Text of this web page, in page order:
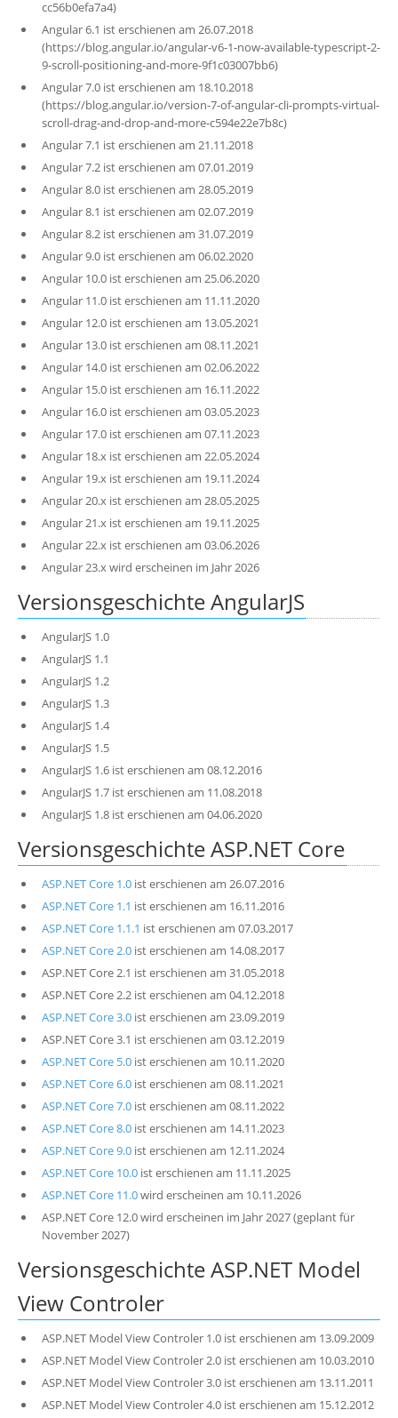
cc56b0efa7a4)
Angular 6.1 ist erschienen am 26.07.2018
(https://blog.angular.io/angular-v6-1-now-available-typescript-2-
9-scroll-positioning-and-more-9f1c03007bb6)
Angular 7.0 ist erschienen am 18.10.2018
(https://blog.angular.io/version-7-of-angular-cli-prompts-virtual-
scroll-drag-and-drop-and-more-c594e22e7b8c)
Angular 7.1 ist erschienen am 21.11.2018
Angular 7.2 ist erschienen am 07.01.2019
Angular 8.0 ist erschienen am 28.05.2019
Angular 8.1 ist erschienen am 02.07.2019
Angular 8.2 ist erschienen am 31.07.2019
Angular 9.0 ist erschienen am 06.02.2020
Angular 10.0 ist erschienen am 25.06.2020
Angular 11.0 ist erschienen am 11.11.2020
Angular 12.0 ist erschienen am 13.05.2021
Angular 13.0 ist erschienen am 08.11.2021
Angular 14.0 ist erschienen am 02.06.2022
Angular 15.0 ist erschienen am 16.11.2022
Angular 16.0 ist erschienen am 03.05.2023
Angular 17.0 ist erschienen am 07.11.2023
Angular 18.x ist erschienen am 22.05.2024
Angular 19.x ist erschienen am 19.11.2024
Angular 20.x ist erschienen am 28.05.2025
Angular 21.x ist erschienen am 19.11.2025
Angular 22.x ist erschienen am 03.06.2026
Angular 23.x wird erscheinen im Jahr 2026
Versionsgeschichte AngularJS
AngularJS 1.0
AngularJS 1.1
AngularJS 1.2
AngularJS 1.3
AngularJS 1.4
AngularJS 1.5
AngularJS 1.6 ist erschienen am 08.12.2016
AngularJS 1.7 ist erschienen am 11.08.2018
AngularJS 1.8 ist erschienen am 04.06.2020
Versionsgeschichte ASP.NET Core
ASP.NET Core 1.0ist erschienen am 26.07.2016
ASP.NET Core 1.1 ist erschienen am 16.11.2016
ASP.NET Core 1.1.1 ist erschienen am 07.03.2017
ASP.NET Core 2.0ist erschienen am 14.08.2017
ASP.NET Core 2.1 ist erschienen am 31.05.2018
ASP.NET Core 2.2 ist erschienen am 04.12.2018
ASP.NET Core 3.0ist erschienen am 23.09.2019
ASP.NET Core 3.1 ist erschienen am 03.12.2019
ASP.NET Core 5.0ist erschienen am 10.11.2020
ASP.NET Core 6.0ist erschienen am 08.11.2021
ASP.NET Core 7.0ist erschienen am 08.11.2022
ASP.NET Core 8.0ist erschienen am 14.11.2023
ASP.NET Core 9.0ist erschienen am 12.11.2024
ASP.NET Core 10.0ist erschienen am 11.11.2025
ASP.NET Core 11.0wird erscheinen am 10.11.2026
ASP.NET Core 12.0 wird erscheinen im Jahr 2027 (geplant für
November 2027)
Versionsgeschichte ASP.NET Model
View Controler
ASP.NET Model View Controler 1.0 ist erschienen am 13.09.2009
ASP.NET Model View Controler 2.0 ist erschienen am 10.03.2010
ASP.NET Model View Controler 3.0 ist erschienen am 13.11.2011
ASP.NET Model View Controler 4.0 ist erschienen am 15.12.2012